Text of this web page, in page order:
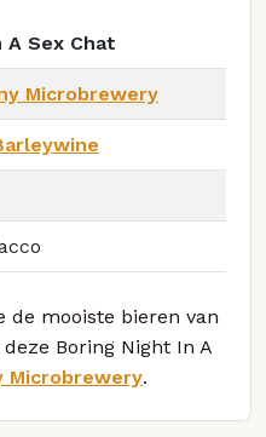
Sex Chat
Microbrewery
de mooiste bieren van
Boring Night In A
Microbrewery.